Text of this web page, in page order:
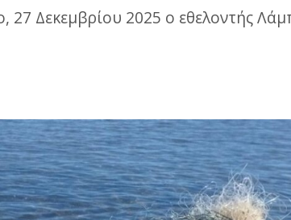
27 Δεκεμβρίου 2025 ο εθελοντής